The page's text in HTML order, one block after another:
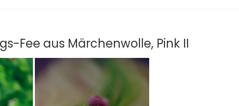
Fee aus Märchenwolle, Pink II